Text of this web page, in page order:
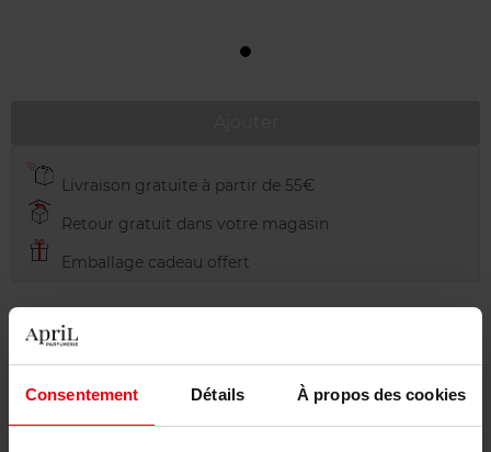
Consentement Détails À propos des cookies
Livraison gratuite à partir de 55€
Retour gratuit dans votre magasin
Emballage cadeau offert
Description